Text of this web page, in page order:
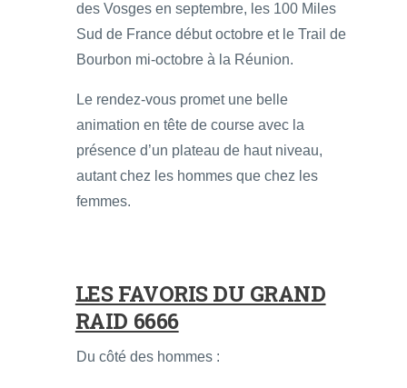
des Vosges en septembre, les 100 Miles
Sud de France début octobre et le Trail de
Bourbon mi-octobre à la Réunion.
Le rendez-vous promet une belle
animation en tête de course avec la
présence d’un plateau de haut niveau,
autant chez les hommes que chez les
femmes.
LES FAVORIS DU GRAND
RAID 6666
Du côté des hommes :